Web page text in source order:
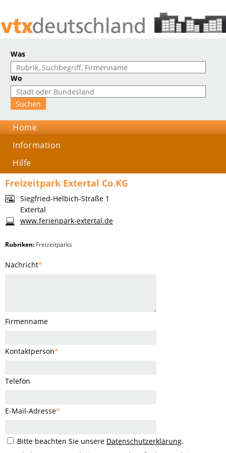
Was
Wo
Home
Information
Hilfe
Freizeitpark Extertal Co.KG
Siegfried-Helbich-Straße 1
Extertal
www.ferienpark-extertal.de
Rubriken: Freizeitparks
Nachricht*
Firmenname
Kontaktperson*
Telefon
E-Mail-Adresse*
Bitte beachten Sie unsere Datenschutzerklärung.